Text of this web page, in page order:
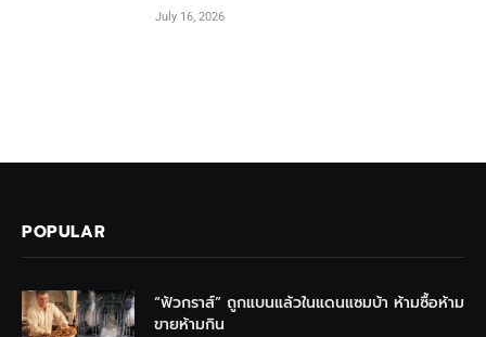
July 16, 2026
POPULAR
“ฟัวกราส์” ถูกแบนแล้วในแดนแซมบ้า ห้ามซื้อห้าม
ขายห้ามกิน